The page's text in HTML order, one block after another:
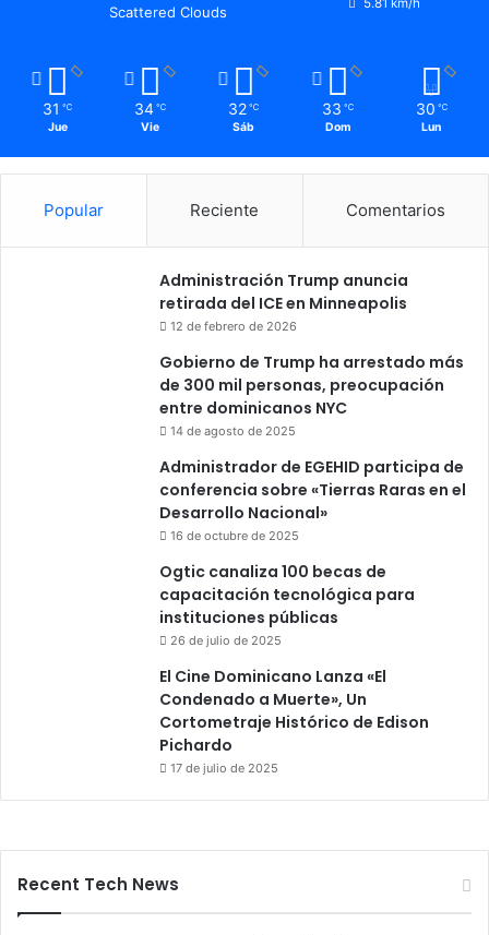
Scattered Clouds 5.81 km/h
31 ℃
Jue
34 ℃
Vie
32 ℃
Sáb
33 ℃
Dom
30 ℃
Lun
Popular Reciente Comentarios
Administración Trump anuncia
retirada del ICE en Minneapolis
12 de febrero de 2026
Gobierno de Trump ha arrestado más
de 300 mil personas, preocupación
entre dominicanos NYC
14 de agosto de 2025
Administrador de EGEHID participa de
conferencia sobre «Tierras Raras en el
Desarrollo Nacional»
16 de octubre de 2025
Ogtic canaliza 100 becas de
capacitación tecnológica para
instituciones públicas
26 de julio de 2025
El Cine Dominicano Lanza «El
Condenado a Muerte», Un
Cortometraje Histórico de Edison
Pichardo
17 de julio de 2025
Recent Tech News